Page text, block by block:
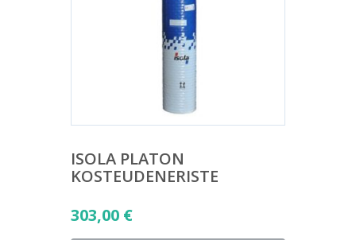
ISOLA PLATON
KOSTEUDENERISTE
303,00 €